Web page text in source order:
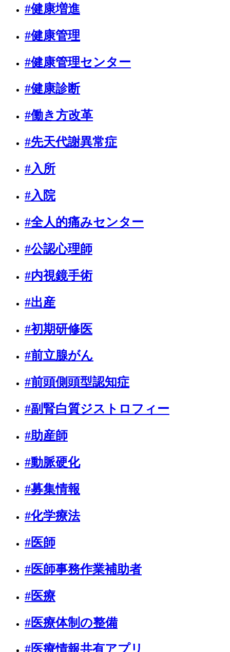
#健康増進
#健康管理
#健康管理センター
#健康診断
#働き方改革
#先天代謝異常症
#入所
#入院
#全人的痛みセンター
#公認心理師
#内視鏡手術
#出産
#初期研修医
#前立腺がん
#前頭側頭型認知症
#副腎白質ジストロフィー
#助産師
#動脈硬化
#募集情報
#化学療法
#医師
#医師事務作業補助者
#医療
#医療体制の整備
#医療情報共有アプリ